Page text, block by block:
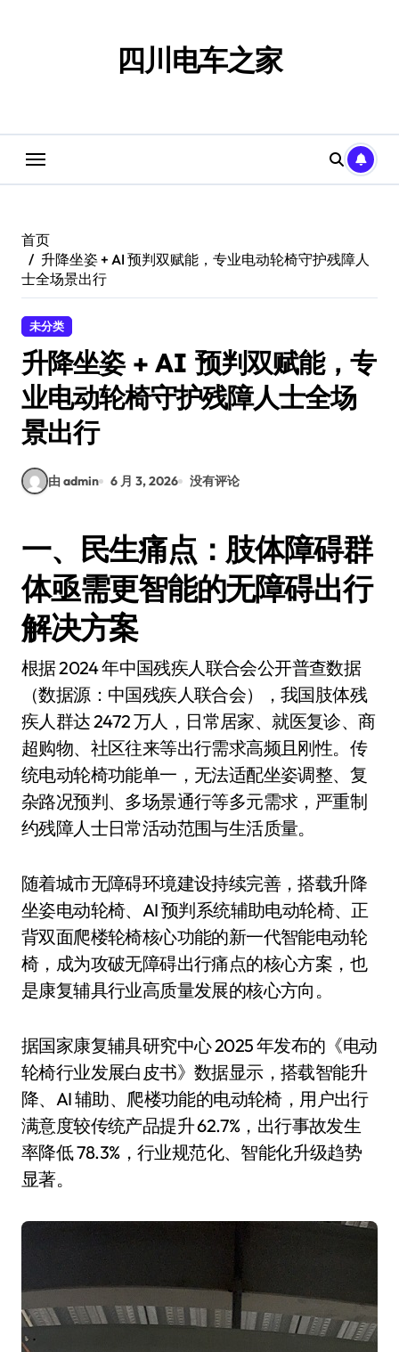
四川电车之家
首页
升降坐姿 + AI 预判双赋能，专业电动轮椅守护残障人
士全场景出行
未分类
升降坐姿 + AI 预判双赋能，专
业电动轮椅守护残障人士全场
景出行
由 admin 6 月 3, 2026 没有评论
一、民生痛点：肢体障碍群
体亟需更智能的无障碍出行
解决方案
根据 2024 年中国残疾人联合会公开普查数据
（数据源：中国残疾人联合会），我国肢体残
疾人群达 2472 万人，日常居家、就医复诊、商
超购物、社区往来等出行需求高频且刚性。传
统电动轮椅功能单一，无法适配坐姿调整、复
杂路况预判、多场景通行等多元需求，严重制
约残障人士日常活动范围与生活质量。
随着城市无障碍环境建设持续完善，搭载升降
坐姿电动轮椅、AI 预判系统辅助电动轮椅、正
背双面爬楼轮椅核心功能的新一代智能电动轮
椅，成为攻破无障碍出行痛点的核心方案，也
是康复辅具行业高质量发展的核心方向。
据国家康复辅具研究中心 2025 年发布的《电动
轮椅行业发展白皮书》数据显示，搭载智能升
降、AI 辅助、爬楼功能的电动轮椅，用户出行
满意度较传统产品提升 62.7%，出行事故发生
率降低 78.3%，行业规范化、智能化升级趋势
显著。